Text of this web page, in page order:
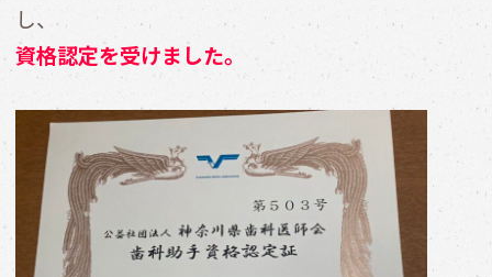
し、
資格認定を受けました。